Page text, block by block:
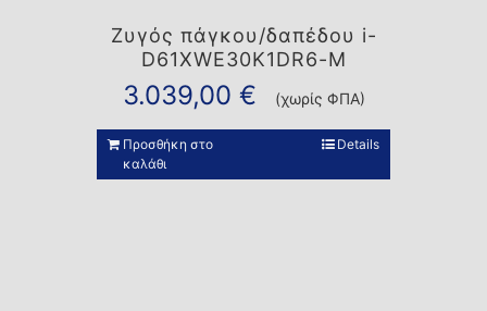
Ζυγός πάγκου/δαπέδου i-
D61XWE30K1DR6-M
3.039,00 € (χωρίς ΦΠΑ)
Προσθήκη στο
καλάθι
Details